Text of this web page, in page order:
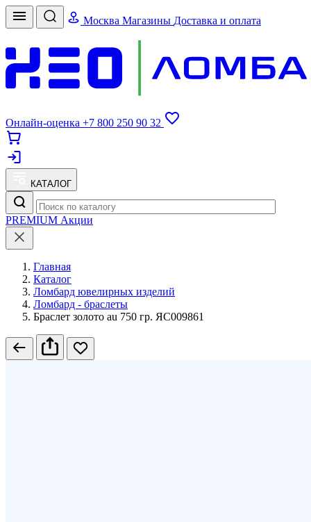
Москва Магазины Доставка и оплата
Онлайн-оценка +7 800 250 90 32
КАТАЛОГ
PREMIUM Акции
Главная
Каталог
Ломбард ювелирных изделий
Ломбард - браслеты
Браслет золото au 750 гр. ЯС009861